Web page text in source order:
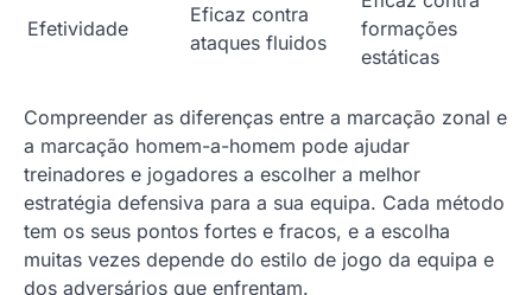
Efetividade
Eficaz contra
ataques fluidos
formações
estáticas
Compreender as diferenças entre a marcação zonal e
a marcação homem-a-homem pode ajudar
treinadores e jogadores a escolher a melhor
estratégia defensiva para a sua equipa. Cada método
tem os seus pontos fortes e fracos, e a escolha
muitas vezes depende do estilo de jogo da equipa e
dos adversários que enfrentam.